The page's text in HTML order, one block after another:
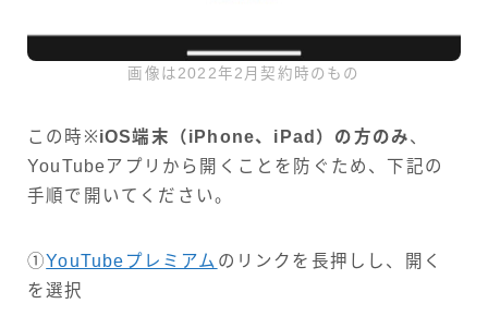
画像は2022年2月契約時のもの
この時※iOS端末（iPhone、iPad）の方のみ、
YouTubeアプリから開くことを防ぐため、下記の
手順で開いてください。
①YouTubeプレミアム のリンクを長押しし、開く
を選択